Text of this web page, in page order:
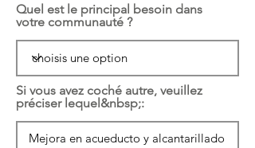
Quel est le principal besoin dans
votre communauté ?
Si vous avez coché autre, veuillez
préciser lequel&nbsp;: